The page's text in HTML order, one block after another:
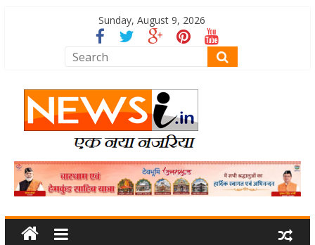
Sunday, August 9, 2026